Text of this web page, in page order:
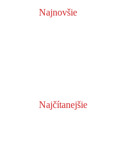
Najnovšie
Najčítanejšie